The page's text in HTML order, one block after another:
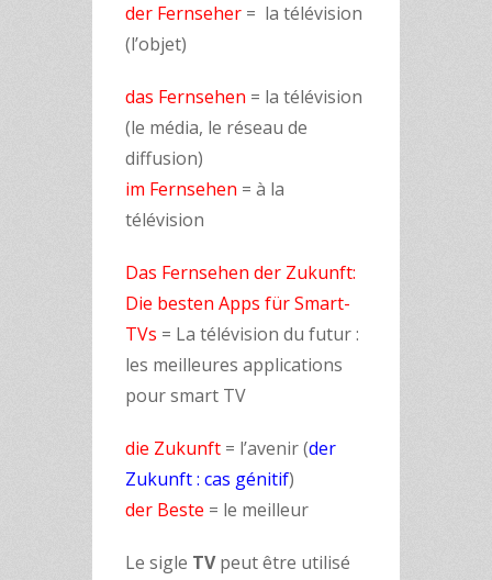
der Fernseher = la télévision
(l’objet)
das Fernsehen = la télévision
(le média, le réseau de
diffusion)
im Fernsehen = à la
télévision
Das Fernsehen der Zukunft:
Die besten Apps für Smart-
TVs = La télévision du futur :
les meilleures applications
pour smart TV
die Zukunft = l’avenir (der
Zukunft : cas génitif)
der Beste = le meilleur
Le sigle TVpeut être utilisé